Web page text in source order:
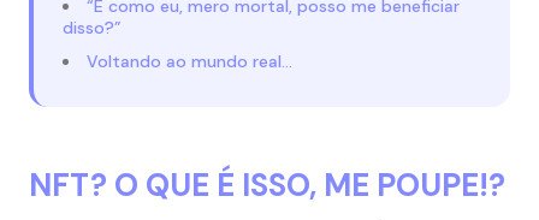
“E como eu, mero mortal, posso me beneficiar
disso?”
Voltando ao mundo real…
NFT? O QUE É ISSO, ME POUPE!?